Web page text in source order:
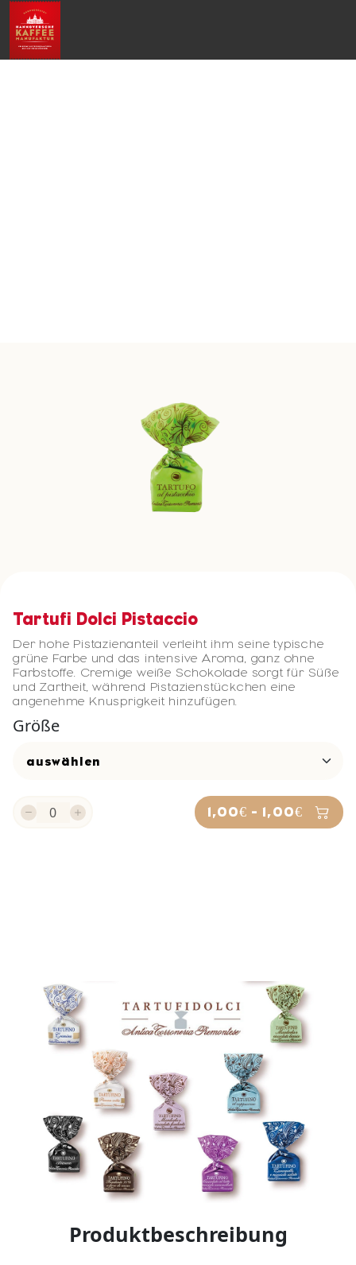
Tartufi Dolci Pistaccio
Der hohe Pistazienanteil verleiht ihm seine typische
grüne Farbe und das intensive Aroma, ganz ohne
Farbstoffe. Cremige weiße Schokolade sorgt für Süße
und Zartheit, während Pistazienstückchen eine
angenehme Knusprigkeit hinzufügen.
Größe
1,00€ - 1,00€
Produktbeschreibung